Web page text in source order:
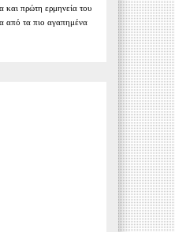
και πρώτη ερμηνεία του
από τα πιο αγαπημένα